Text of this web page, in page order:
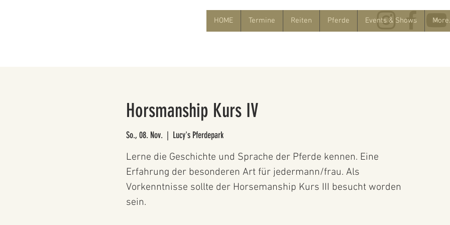
HOME Termine Reiten Pferde Events & Shows
Horsmanship Kurs IV
So., 08. Nov.
  |
Lucy's Pferdepark
Lerne die Geschichte und Sprache der Pferde kennen. Eine
Erfahrung der besonderen Art für jedermann/frau. Als
Vorkenntnisse sollte der Horsemanship Kurs III besucht worden
sein.